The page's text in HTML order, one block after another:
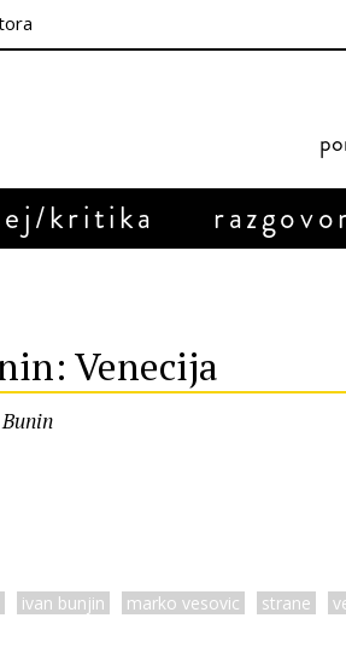
kritika
Venecija
ivan bunjin marko vesovic strane